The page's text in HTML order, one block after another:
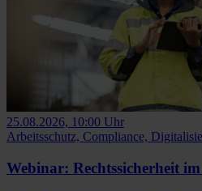
25.08.2026, 10:00 Uhr
Arbeitsschutz, Compliance,
Webinar: Rechtssicherheit